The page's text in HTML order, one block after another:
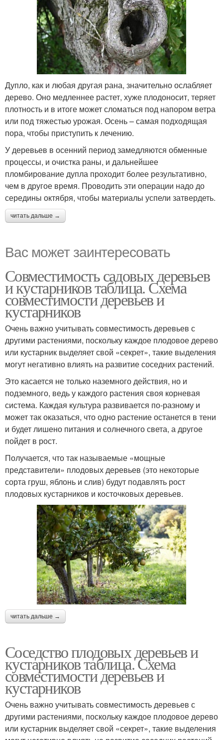
Дупло, как и любая другая рана, значительно ослабляет
дерево. Оно медленнее растет, хуже плодоносит, теряет
плотность и в итоге может сломаться под напором ветра
или под тяжестью урожая. Осень – самая подходящая
пора, чтобы приступить к лечению.
У деревьев в осенний период замедляются обменные
процессы, и очистка раны, и дальнейшее
пломбирование дупла проходит более результативно,
чем в другое время. Проводить эти операции надо до
середины октября, чтобы материалы успели затвердеть.
читать дальше →
Вас может заинтересовать
Совместимость садовых деревьев
и кустарников таблица. Схема
совместимости деревьев и
кустарников
Очень важно учитывать совместимость деревьев с
другими растениями, поскольку каждое плодовое дерево
или кустарник выделяет свой «секрет», такие выделения
могут негативно влиять на развитие соседних растений.
Это касается не только наземного действия, но и
подземного, ведь у каждого растения своя корневая
система. Каждая культура развивается по-разному и
может так оказаться, что одно растение останется в тени
и будет лишено питания и солнечного света, а другое
пойдет в рост.
Получается, что так называемые «мощные
представители» плодовых деревьев (это некоторые
сорта груш, яблонь и слив) будут подавлять рост
плодовых кустарников и косточковых деревьев.
читать дальше →
Соседство плодовых деревьев и
кустарников таблица. Схема
совместимости деревьев и
кустарников
Очень важно учитывать совместимость деревьев с
другими растениями, поскольку каждое плодовое дерево
или кустарник выделяет свой «секрет», такие выделения